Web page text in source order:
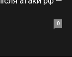
0